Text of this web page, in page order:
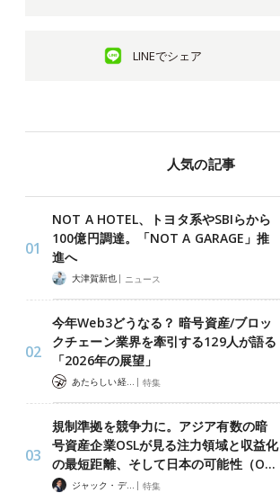
LINEでシェア
人気の記事
NOT A HOTEL、トヨタ系やSBIらから
100億円調達。「NOT A GARAGE」推
進へ
大津賀新也 | ニュース
今年Web3どうなる？ 暗号資産/ブロッ
クチェーン業界を牽引する129人が語る
「2026年の展望」
あたらしい経済 編集部 | 特集
規制準拠を競争力に。アジア有数の暗
号資産企業OSLが見る注力領域と収益化
の最短距離、そして日本の可能性（O…
ジャック・デロン（Jack Derong） | 特集